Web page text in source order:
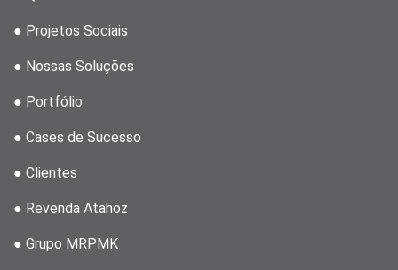
● Projetos Sociais
● Nossas Soluções
● Portfólio
● Cases de Sucesso
● Clientes
● Revenda Atahoz
● Grupo MRPMK